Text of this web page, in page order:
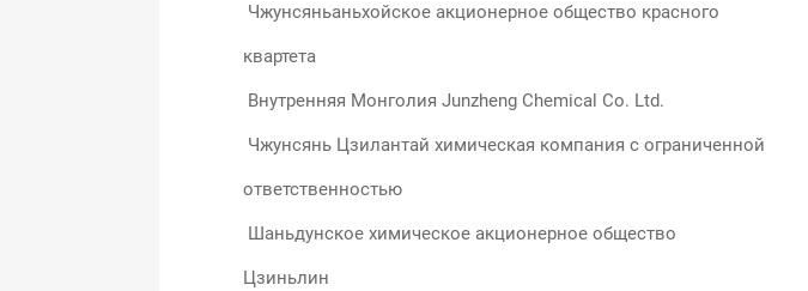
Чжунсяньаньхойское акционерное общество красного
квартета
Внутренняя Монголия Junzheng Chemical Co. Ltd.
Чжунсянь Цзилантай химическая компания с ограниченной
ответственностью
Шаньдунское химическое акционерное общество
Цзиньлин